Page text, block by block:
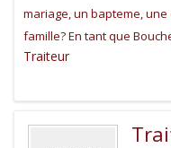
mariage, un bapteme,
famille? En tant que
Traiteur